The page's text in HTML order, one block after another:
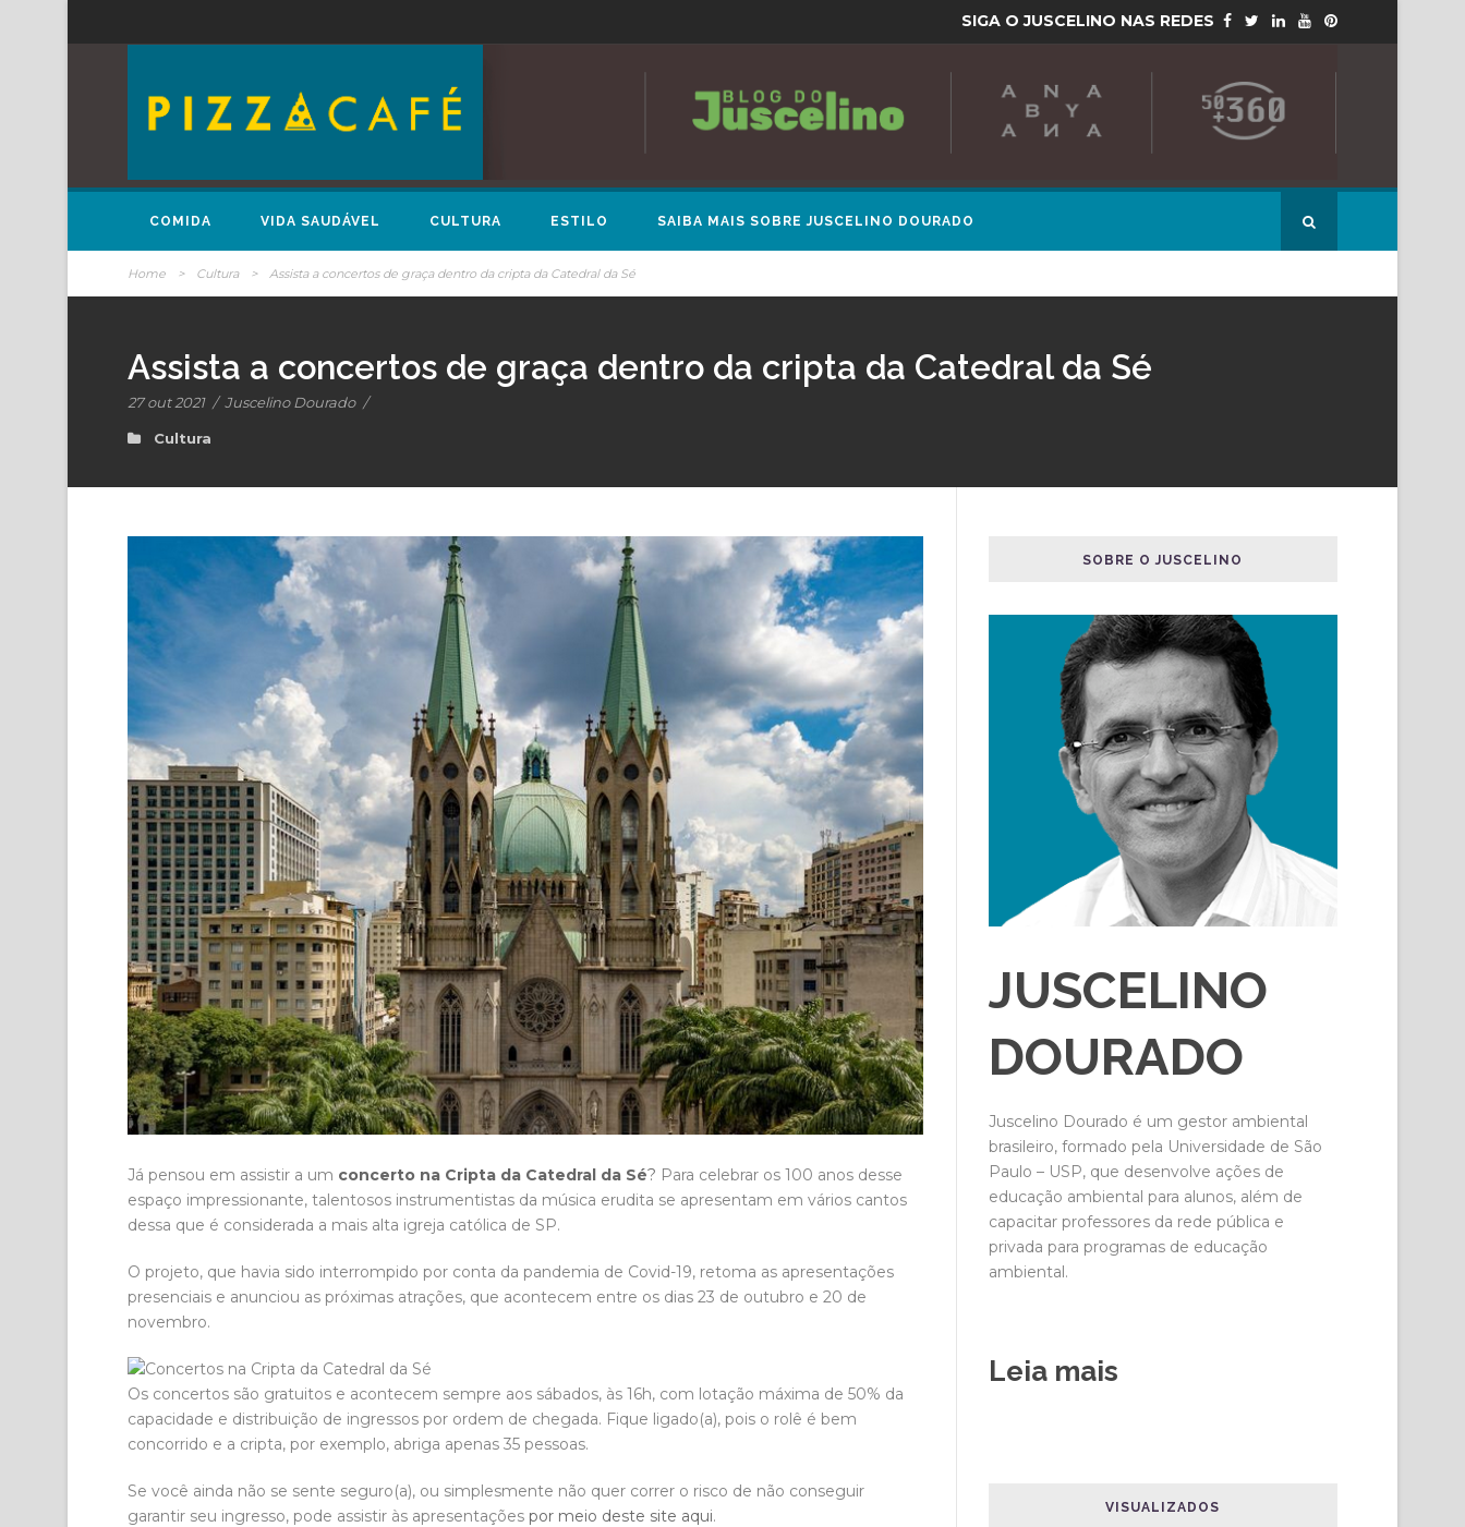
SIGA O JUSCELINO NAS REDES
COMIDA VIDA SAUDÁVEL CULTURA ESTILO SAIBA MAIS SOBRE JUSCELINO DOURADO
Home > Cultura > Assista a concertos de graça dentro da cripta da Catedral da Sé
Assista a concertos de graça dentro da cripta da Catedral da Sé
27 out 2021 / Juscelino Dourado /
Cultura
Já pensou em assistir a um concerto na Cripta da Catedral da Sé? Para celebrar os 100 anos desse
espaço impressionante, talentosos instrumentistas da música erudita se apresentam em vários cantos
dessa que é considerada a mais alta igreja católica de SP.
O projeto, que havia sido interrompido por conta da pandemia de Covid-19, retoma as apresentações
presenciais e anunciou as próximas atrações, que acontecem entre os dias 23 de outubro e 20 de
novembro.
Os concertos são gratuitos e acontecem sempre aos sábados, às 16h, com lotação máxima de 50% da
capacidade e distribuição de ingressos por ordem de chegada. Fique ligado(a), pois o rolê é bem
concorrido e a cripta, por exemplo, abriga apenas 35 pessoas.
Se você ainda não se sente seguro(a), ou simplesmente não quer correr o risco de não conseguir
garantir seu ingresso, pode assistir às apresentações por meio deste site aqui.
SOBRE O JUSCELINO
JUSCELINO
DOURADO
Juscelino Dourado é um gestor ambiental
brasileiro, formado pela Universidade de São
Paulo – USP, que desenvolve ações de
educação ambiental para alunos, além de
capacitar professores da rede pública e
privada para programas de educação
ambiental.
Leia mais
VISUALIZADOS